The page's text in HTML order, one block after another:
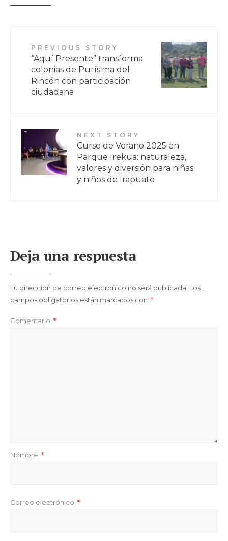
PREVIOUS STORY
“Aquí Presente” transforma
colonias de Purísima del
Rincón con participación
ciudadana
NEXT STORY
Curso de Verano 2025 en
Parque Irekua: naturaleza,
valores y diversión para niñas
y niños de Irapuato
Deja una respuesta
Tu dirección de correo electrónico no será publicada. Los
campos obligatorios están marcados con *
Comentario *
Nombre *
Correo electrónico *